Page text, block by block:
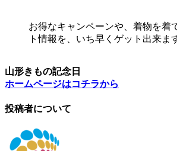
お得なキャンペーンや、着物を着
ト情報を、いち早くゲット出来ま
山形きもの記念日
ホームページはコチラから
投稿者について